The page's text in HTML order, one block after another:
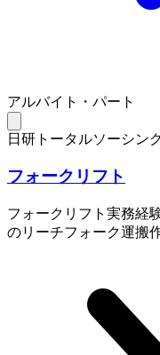
アルバイト・パート
日研トータルソーシン
フォークリフト
フォークリフト実務経
のリーチフォーク運搬